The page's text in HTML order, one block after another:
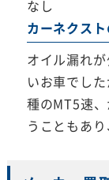
なし
カーネクス
オイル漏れ
いお車でし
種のMT5速
うこともあ